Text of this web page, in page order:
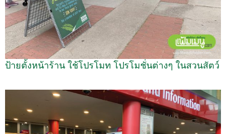
ป้ายตั้งหน้าร้าน ใช้โปรโมท โปรโมชั่นต่างๆ ในสวนสัตว์